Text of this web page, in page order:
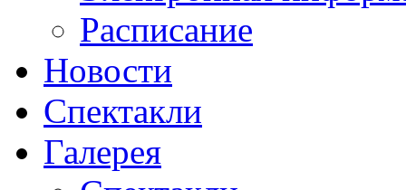
Расписание
Новости
Спектакли
Галерея